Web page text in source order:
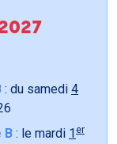
: du samedi 4
B : le mardi 1 er